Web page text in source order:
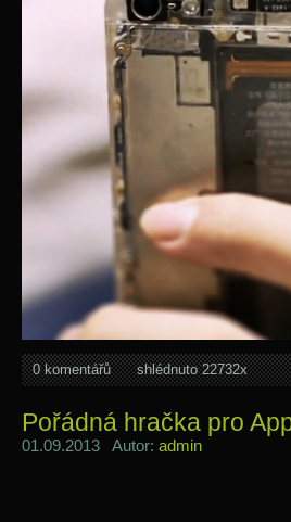
0 komentářů shlédnuto 22732x
Pořádná hračka pro
01.09.2013 Autor: admin